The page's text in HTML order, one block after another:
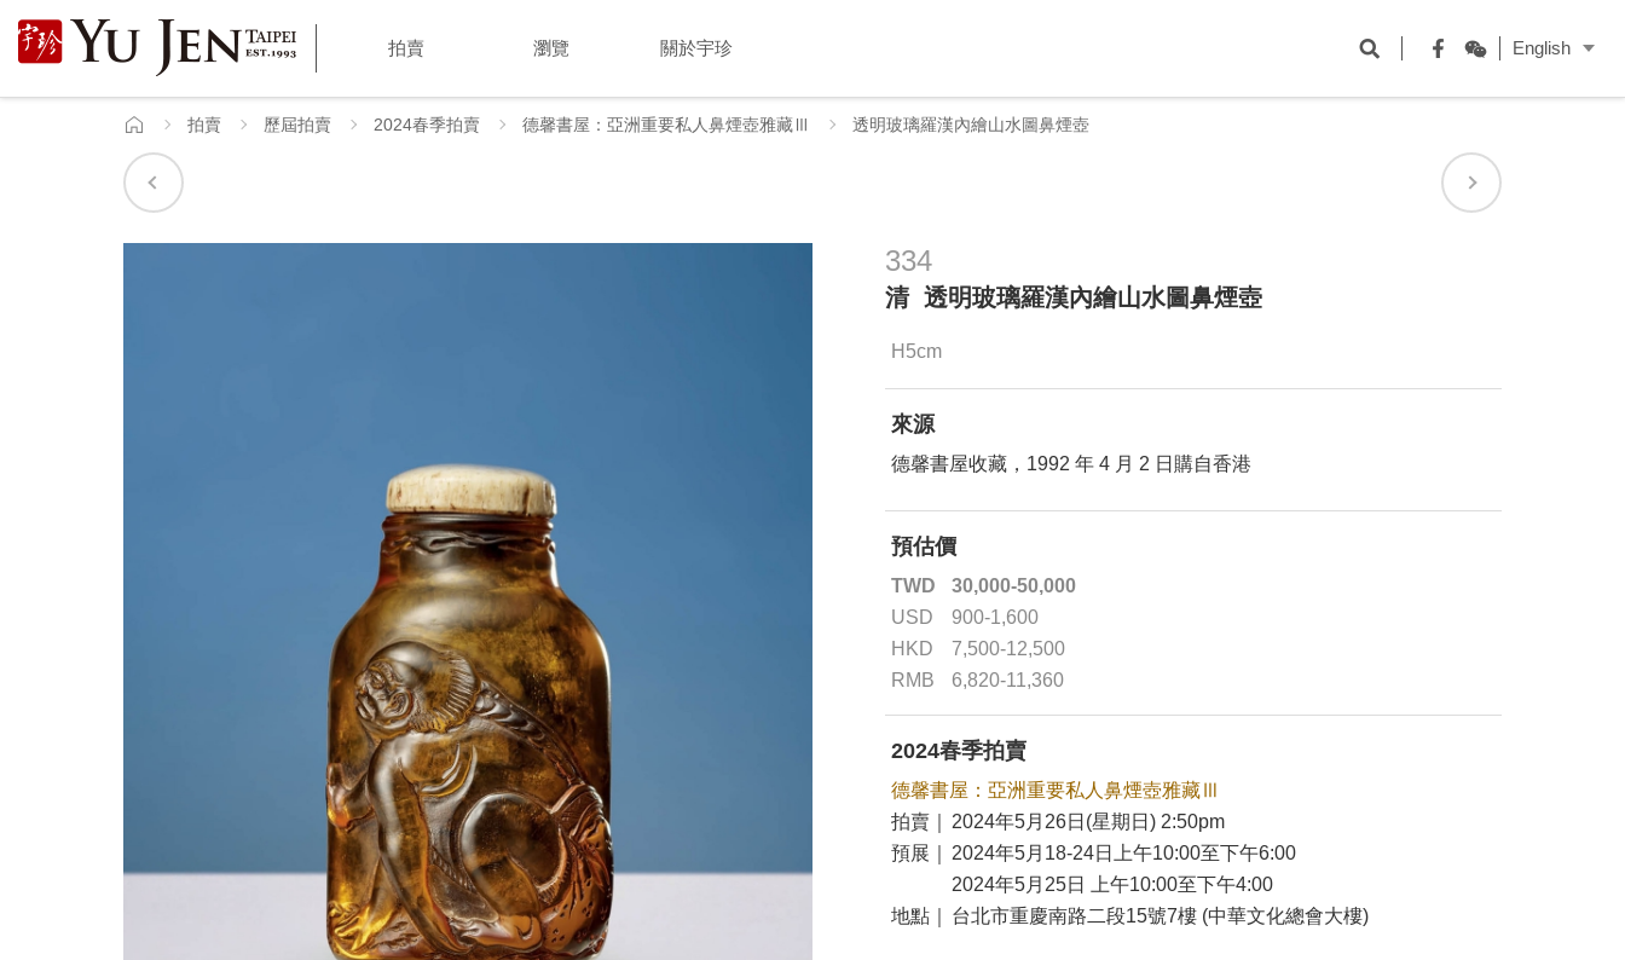
宇
珍
拍賣 瀏覽 關於宇珍
Facebook
WeChat
English
首
頁
拍賣 歷屆拍賣 2024春季拍賣 德馨書屋：亞洲重要私人鼻煙壺雅藏Ⅲ 透明玻璃羅漢內繪山水圖鼻煙壺
334
清 透明玻璃羅漢內繪山水圖鼻煙壺
H5cm
來源
德馨書屋收藏，1992 年 4 月 2 日購自香港
預估價
TWD
30,000-50,000
USD
900-1,600
HKD
7,500-12,500
RMB
6,820-11,360
2024春季拍賣
德馨書屋：亞洲重要私人鼻煙壺雅藏Ⅲ
拍賣｜
2024年5月26日(星期日) 2:50pm
預展｜
2024年5月18-24日上午10:00至下午6:00
2024年5月25日 上午10:00至下午4:00
地點｜
台北市重慶南路二段15號7樓 (中華文化總會大樓)